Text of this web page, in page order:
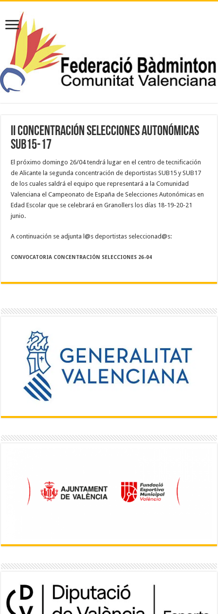
II CONCENTRACIÓN SELECCIONES AUTONÓMICAS
SUB15-17
El próximo domingo 26/04 tendrá lugar en el centro de tecnificación
de Alicante la segunda concentración de deportistas SUB15 y SUB17
de los cuales saldrá el equipo que representará a la Comunidad
Valenciana el Campeonato de España de Selecciones Autonómicas en
Edad Escolar que se celebrará en Granollers los días 18-19-20-21
junio.
A continuación se adjunta l@s deportistas seleccionad@s:
CONVOCATORIA CONCENTRACIÓN SELECCIONES 26-04